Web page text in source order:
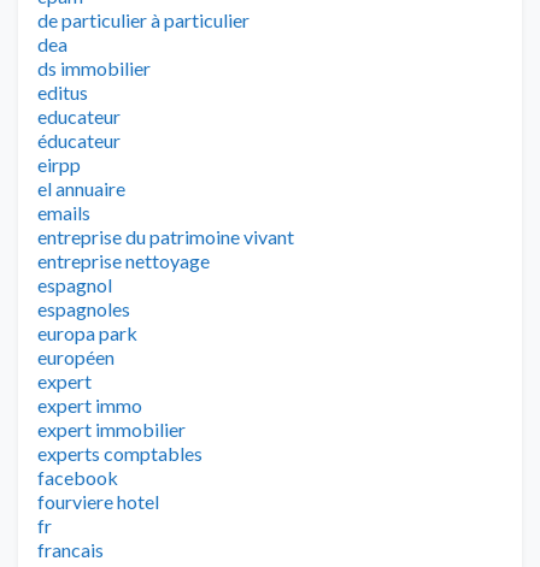
de particulier à particulier
dea
ds immobilier
editus
educateur
éducateur
eirpp
el annuaire
emails
entreprise du patrimoine vivant
entreprise nettoyage
espagnol
espagnoles
europa park
européen
expert
expert immo
expert immobilier
experts comptables
facebook
fourviere hotel
fr
francais